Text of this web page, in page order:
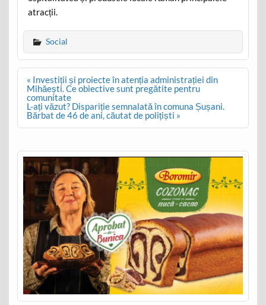
atracții.
Social
Post
navigation
« Investiții și proiecte în atenția administrației din
Mihăești. Ce obiective sunt pregătite pentru
comunitate
L-ați văzut? Dispariție semnalată în comuna Șușani.
Bărbat de 46 de ani, căutat de polițiști »